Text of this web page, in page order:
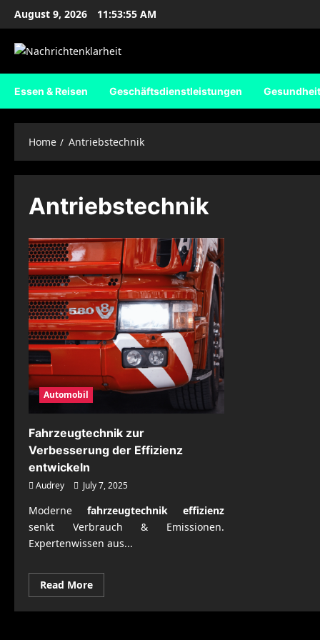
Skip
content
August 9, 2026 11:53:56 AM
Essen & Reisen Geschäftsdienstleistungen Gesundheit
Home Antriebstechnik
Antriebstechnik
Automobil
Fahrzeugtechnik zur
Verbesserung der Effizienz
entwickeln
Audrey July 7, 2025
Modernefahrzeugtechnik effizienz
senkt Verbrauch & Emissionen.
Expertenwissen aus...
Read MoreRead
more
Fahrzeugtechnik